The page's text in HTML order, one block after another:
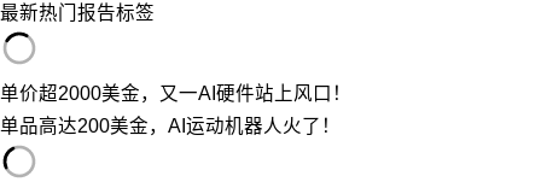
最新热门 报告标签
单价超2000美金，又一AI硬件站上风口！
单品高达200美金，AI运动机器人火了！